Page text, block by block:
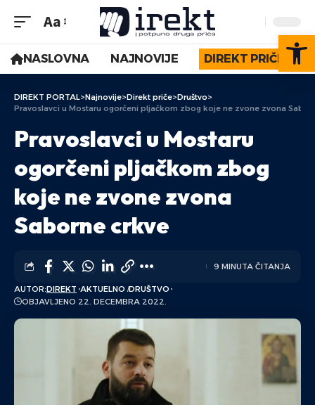
Aa
NASLOVNA NAJNOVIJE DIREKT PRIČE
DIREKT PORTAL>Najnovije>Direkt priče>Društvo>
Pravoslavci u Mostaru ogorčeni pljačkom zbog koje ne zvone zvona
Pravoslavci u Mostaru
ogorčeni pljačkom zbog
koje ne zvone zvona
Saborne crkve
AUTOR:DIREKT AKTUELNO DRUŠTVO
OBJAVLJENO 22. DECEMBRA 2022.
9 MINUTA ČITANJA